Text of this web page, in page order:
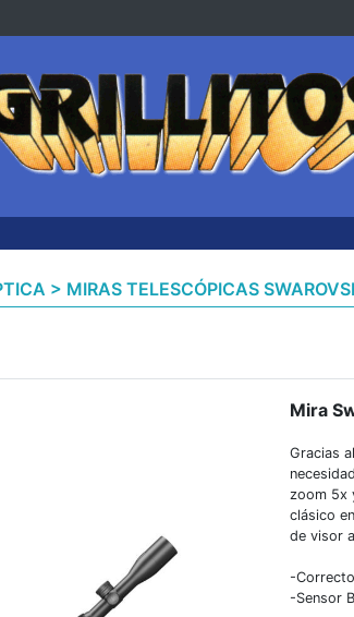
> MIRAS TELESCÓPICAS
Mira
Gracias
zoom 5x
clásico
de visor
-
-Sensor